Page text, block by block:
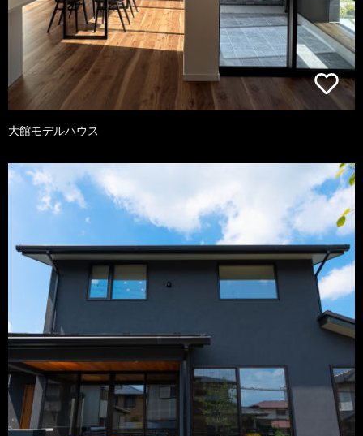
大館モデルハウス